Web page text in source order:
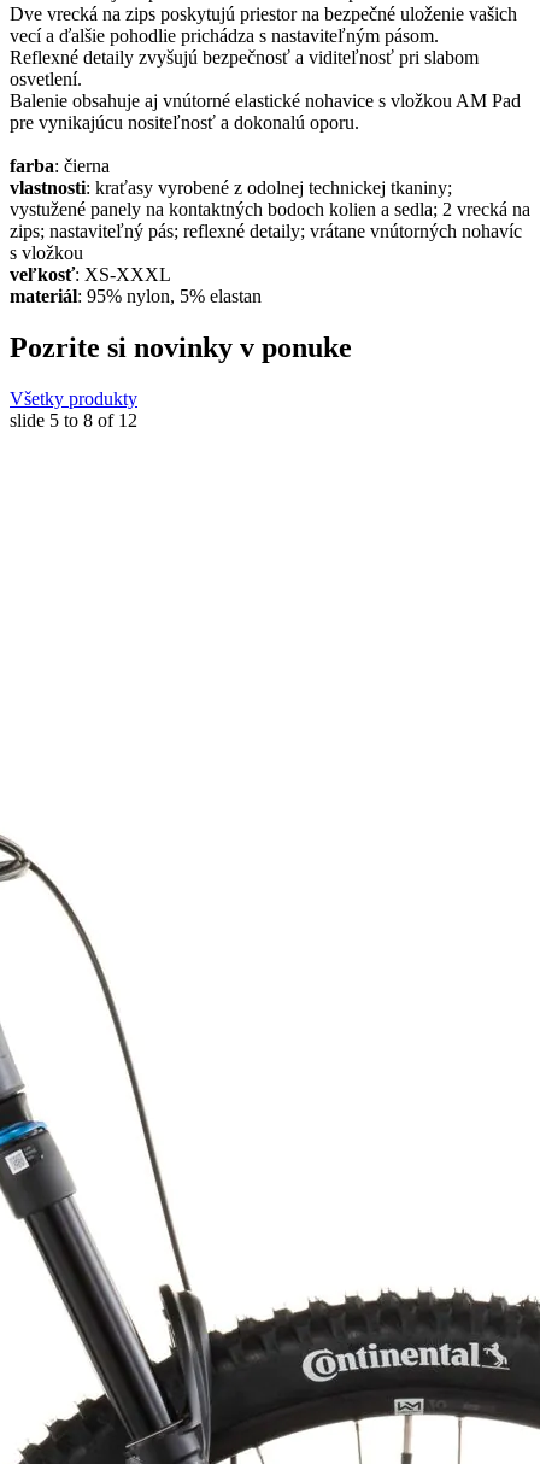
Dve vrecká na zips poskytujú priestor na bezpečné uloženie vašich
vecí a ďalšie pohodlie prichádza s nastaviteľným pásom.
Reflexné detaily zvyšujú bezpečnosť a viditeľnosť pri slabom
osvetlení.
Balenie obsahuje aj vnútorné elastické nohavice s vložkou AM Pad
pre vynikajúcu nositeľnosť a dokonalú oporu.
farba: čierna
vlastnosti: kraťasy vyrobené z odolnej technickej tkaniny;
vystužené panely na kontaktných bodoch kolien a sedla; 2 vrecká na
zips; nastaviteľný pás; reflexné detaily; vrátane vnútorných nohavíc
s vložkou
veľkosť: XS-XXXL
materiál: 95% nylon, 5% elastan
Pozrite si novinky v ponuke
Všetky produkty
slide 5 to 8 of 12